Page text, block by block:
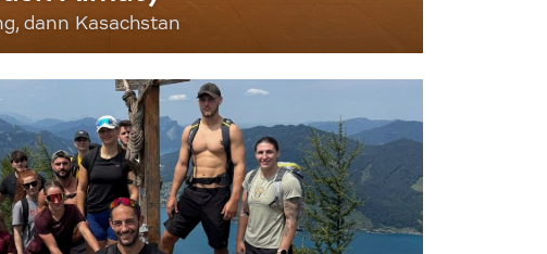
dann Kasachstan